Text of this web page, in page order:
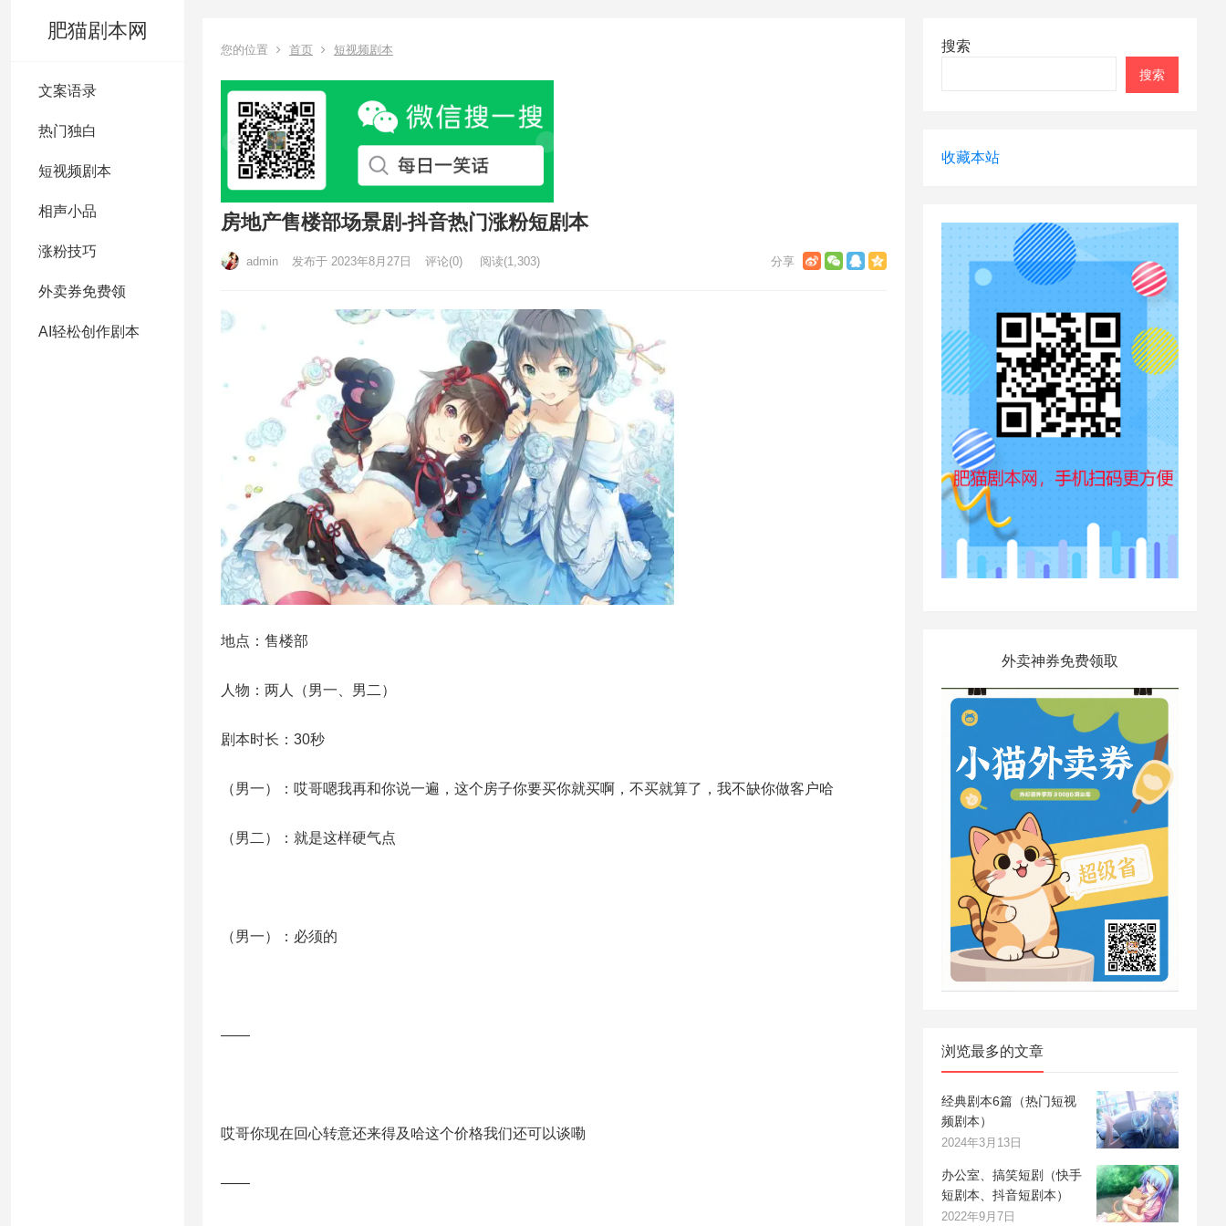
肥猫剧本网
文案语录
热门独白
短视频剧本
相声小品
涨粉技巧
外卖券免费领
AI轻松创作剧本
您的位置 首页 短视频剧本
房地产售楼部场景剧-抖音热门涨粉短剧本
admin 发布于 2023年8月27日 评论(0) 阅读(1,303)
地点：售楼部
人物：两人（男一、男二）
剧本时长：30秒
（男一）：哎哥嗯我再和你说一遍，这个房子你要买你就买啊，不买就算了，我不缺你做客户哈
（男二）：就是这样硬气点
（男一）：必须的
——
哎哥你现在回心转意还来得及哈这个价格我们还可以谈嘞
——
搜索
搜索
收藏本站
外卖神券免费领取
浏览最多的文章
经典剧本6篇（热门短视
频剧本）
2024年3月13日
办公室、搞笑短剧（快手
短剧本、抖音短剧本）
2022年9月7日